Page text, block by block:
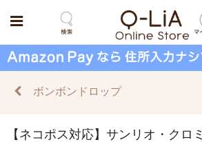
ボンボンドロップ
【ネコポス対応】サンリオ・クロミ